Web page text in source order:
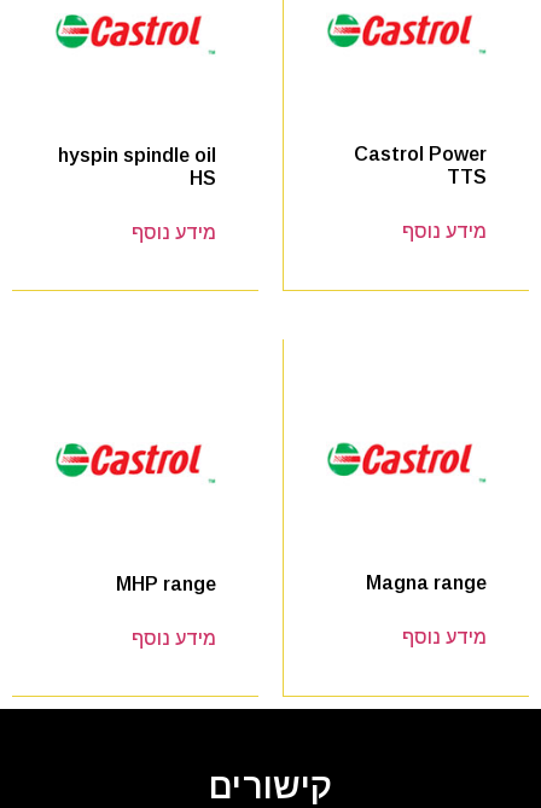
Castrol Power
TTS
מידע נוסף
hyspin spindle oil
HS
מידע נוסף
Magna range
מידע נוסף
MHP range
מידע נוסף
קישורים